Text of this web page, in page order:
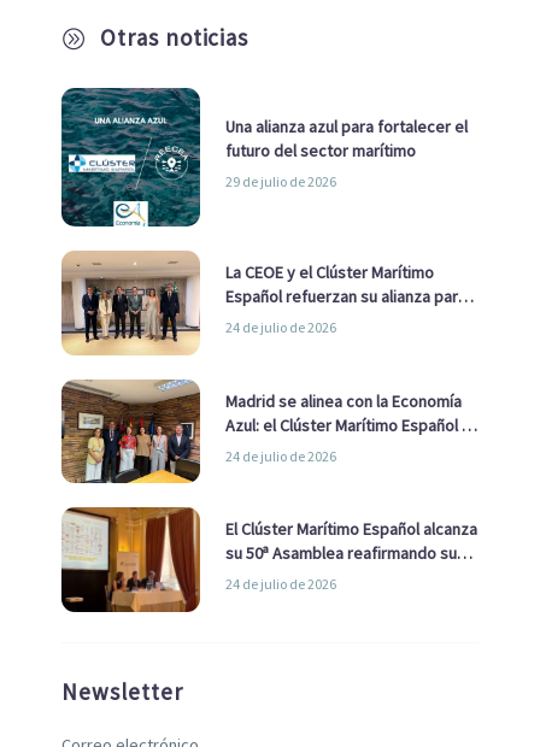
A Otras noticias
Una alianza azul para fortalecer el
futuro del sector marítimo
29 de julio de 2026
La CEOE y el Clúster Marítimo
Español refuerzan su alianza para
impulsar una estrategia Nacional
24 de julio de 2026
Madrid se alinea con la Economía
Azul: el Clúster Marítimo Español y
la Real Liga Naval avanzan alianzas
24 de julio de 2026
El Clúster Marítimo Español alcanza
su 50ª Asamblea reafirmando su
liderazgo en la Economía Azul
24 de julio de 2026
Newsletter